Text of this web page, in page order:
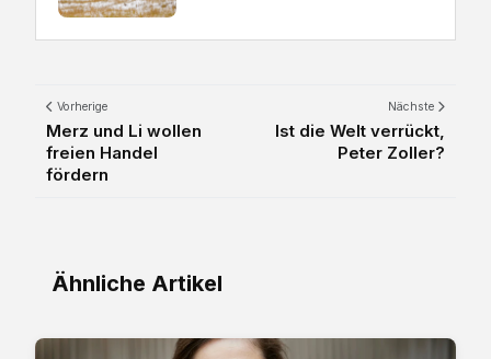
Vorherige
Merz und Li wollen
freien Handel
fördern
Nächste
Ist die Welt verrückt,
Peter Zoller?
Ähnliche Artikel